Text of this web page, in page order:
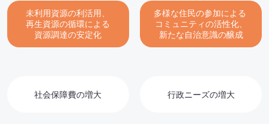
未利用資源の利活用、
再生資源の循環による
資源調達の安定化
多様な住民の参加による
コミュニティの活性化、
新たな自治意識の醸成
社会保障費の増大 行政ニーズの増大